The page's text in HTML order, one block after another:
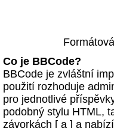
Co je BBCode?
BBCode je zvláštní
použití rozhoduje
pro jednotlivé
podobný stylu HTML,
závorkách [ a ] a